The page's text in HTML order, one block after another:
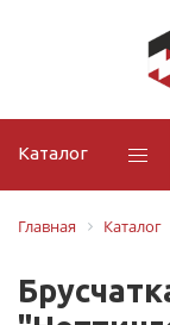
Каталог
Главная
Каталог